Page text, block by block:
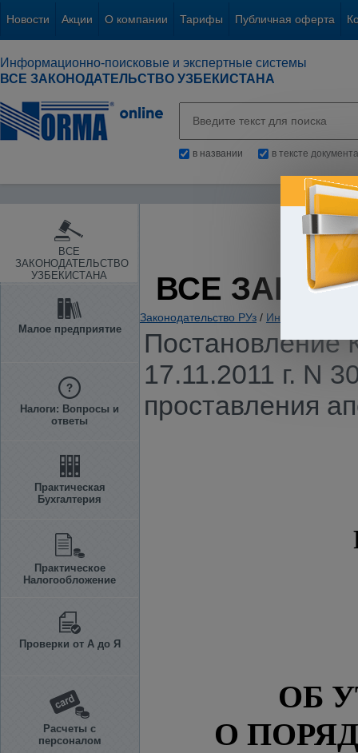
Новости Акции О компании Тарифы Публичная оферта
Информационно-поисковые и экспертные системы
ВСЕ ЗАКОНОДАТЕЛЬСТВО УЗБЕКИСТАНА
в названии в тексте документа
ВСЕ
ЗАКОНОДАТЕЛЬСТВО
УЗБЕКИСТАНА
Малое предприятие
Налоги: Вопросы и
ответы
Практическая
Бухгалтерия
Практическое
Налогообложение
Проверки от А до Я
Расчеты с
персоналом
ВСЕ
Законодательство РУз / Информация.
Постановление
17.11.2011 г. N
проставления
ОБ
О